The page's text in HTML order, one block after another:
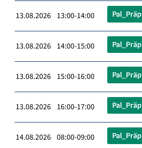
13.08.2026 13:00-14:00 Pal_Präp
13.08.2026 14:00-15:00 Pal_Präp
13.08.2026 15:00-16:00 Pal_Präp
13.08.2026 16:00-17:00 Pal_Präp
14.08.2026 08:00-09:00 Pal_Präp